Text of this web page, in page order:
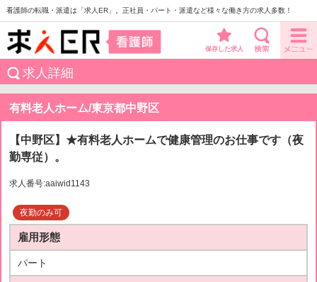
看護師の転職・派遣は「求人ER」。正社員・パート・派遣など様々な働き方の求人多数！
保存した求人
求人詳細
有料老人ホーム/東京都中野区
【中野区】★有料老人ホームで健康管理のお仕事です（夜
勤専従）。
求人番号:aaiwid1143
夜勤のみ可
雇用形態
パート